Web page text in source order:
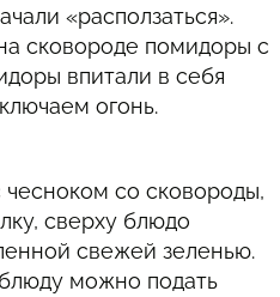
«расползаться».
сковороде помидоры с
впитали в себя
огонь.
со сковороды,
сверху блюдо
свежей зеленью.
можно подать